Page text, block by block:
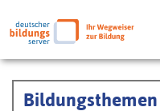
Bildungsthemen